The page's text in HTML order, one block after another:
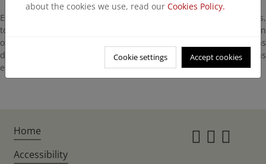
Este brezo es fácilmente identificable gracias a sus flores rosadas,
todas agrupadas en la parte final de las ramas y que se abren en
otoño y a principios de invierno, a destiempo del resto de plantas
del matorral mediterráneo. Como excepción a en las ericáceas
europeas, esta especie vive sobre sustratos carbonatados.
about the cookies we use, read our Cookies Policy.
Cookie settings Accept cookies
Home
Accessibility